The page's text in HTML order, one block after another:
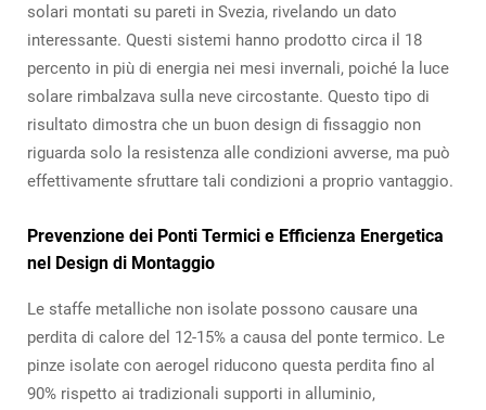
solari montati su pareti in Svezia, rivelando un dato
interessante. Questi sistemi hanno prodotto circa il 18
percento in più di energia nei mesi invernali, poiché la luce
solare rimbalzava sulla neve circostante. Questo tipo di
risultato dimostra che un buon design di fissaggio non
riguarda solo la resistenza alle condizioni avverse, ma può
effettivamente sfruttare tali condizioni a proprio vantaggio.
Prevenzione dei Ponti Termici e Efficienza Energetica
nel Design di Montaggio
Le staffe metalliche non isolate possono causare una
perdita di calore del 12-15% a causa del ponte termico. Le
pinze isolate con aerogel riducono questa perdita fino al
90% rispetto ai tradizionali supporti in alluminio,